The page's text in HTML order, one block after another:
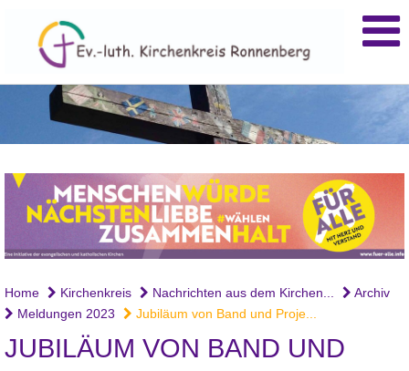
Home Kirchenkreis Nachrichten aus dem Kirchen...
Archiv
Meldungen 2023
Jubiläum von Band und Proje...
JUBILÄUM VON BAND UND